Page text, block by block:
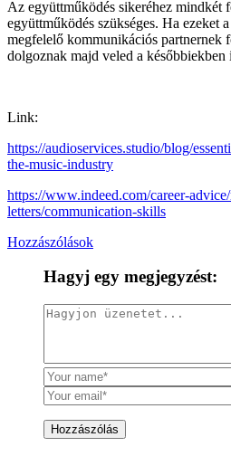
Az együttműködés sikeréhez mindkét
együttműködés szükséges. Ha ezeket
megfelelő kommunikációs partnernek
dolgoznak majd veled a későbbiekben
Link:
https://audioservices.studio/blog/
the-music-industry
https://www.indeed.com/career-
letters/communication-skills
Hozzászólások
Hagyj egy megjegyzést:
Hozzászólás